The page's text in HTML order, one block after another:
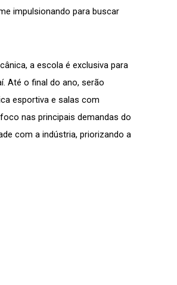
impulsionando para buscar
a escola é exclusiva para
Até o final do ano, serão
esportiva e salas com
nas principais demandas do
com a indústria, priorizando a